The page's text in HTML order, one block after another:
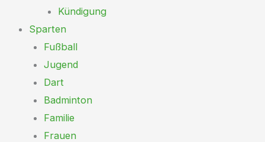
Kündigung
Sparten
Fußball
Jugend
Dart
Badminton
Familie
Frauen